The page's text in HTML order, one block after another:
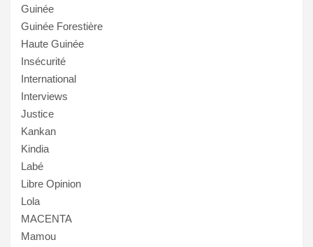
Guinée
Guinée Forestière
Haute Guinée
Insécurité
International
Interviews
Justice
Kankan
Kindia
Labé
Libre Opinion
Lola
MACENTA
Mamou